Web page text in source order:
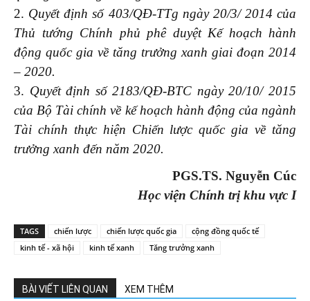
2. Quyết định số 403/QĐ-TTg ngày 20/3/ 2014 của
Thủ tướng Chính phủ phê duyệt Kế hoạch hành
động quốc gia về tăng trưởng xanh giai đoạn 2014
– 2020.
3. Quyết định số 2183/QĐ-BTC ngày 20/10/ 2015
của Bộ Tài chính về kế hoạch hành động của ngành
Tài chính thực hiện Chiến lược quốc gia về tăng
trưởng xanh đến năm 2020.
PGS.TS. Nguyễn Cúc
Học viện Chính trị khu vực I
TAGS chiến lược chiến lược quốc gia
cộng đồng quốc tế
kinh tế - xã hội
kinh tế xanh Tăng trưởng xanh
BÀI VIẾT LIÊN QUAN XEM THÊM